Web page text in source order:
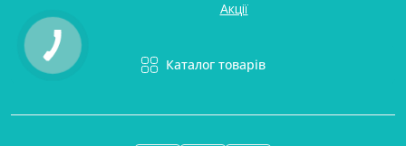
Акції
Каталог товарів